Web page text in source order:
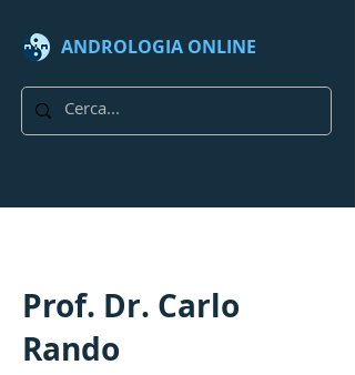
ANDROLOGIA ONLINE
Prof. Dr. Carlo
Rando